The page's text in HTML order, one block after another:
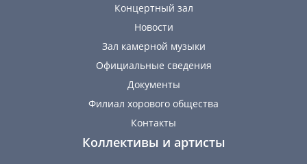
Концертный зал
Новости
Зал камерной музыки
Официальные сведения
Документы
Филиал хорового общества
Контакты
Коллективы и артисты